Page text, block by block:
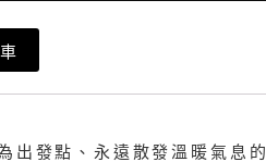
出發點、永遠散發溫暖氣息的